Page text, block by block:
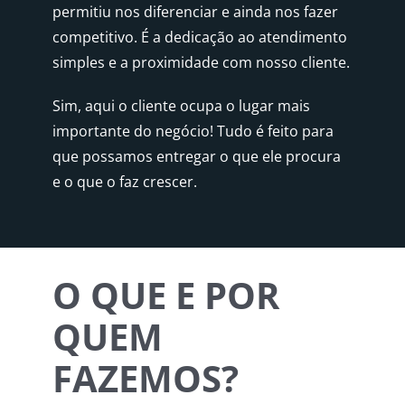
permitiu nos diferenciar e ainda nos fazer
competitivo. É a dedicação ao atendimento
simples e a proximidade com nosso cliente.
Sim, aqui o cliente ocupa o lugar mais
importante do negócio! Tudo é feito para
que possamos entregar o que ele procura
e o que o faz crescer.
O QUE E POR
QUEM
FAZEMOS?